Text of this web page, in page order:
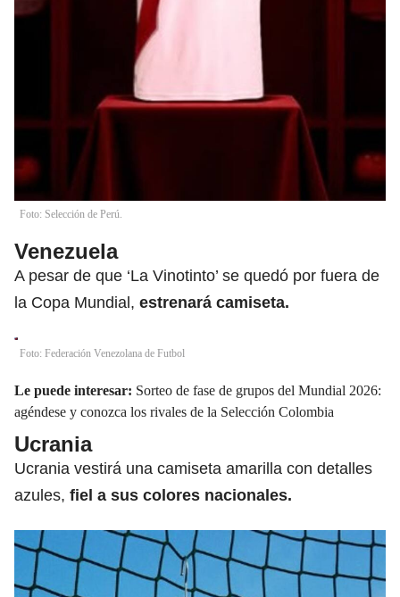
Foto: Selección de Perú.
Venezuela
A pesar de que ‘La Vinotinto’ se quedó por fuera de
la Copa Mundial, estrenará camiseta.
Foto: Federación Venezolana de Futbol
Le puede interesar: Sorteo de fase de grupos del Mundial 2026:
agéndese y conozca los rivales de la Selección Colombia
Ucrania
Ucrania vestirá una camiseta amarilla con detalles
azules, fiel a sus colores nacionales.